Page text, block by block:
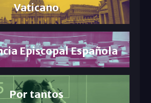
Vaticano
Episcopal Española
Por tantos